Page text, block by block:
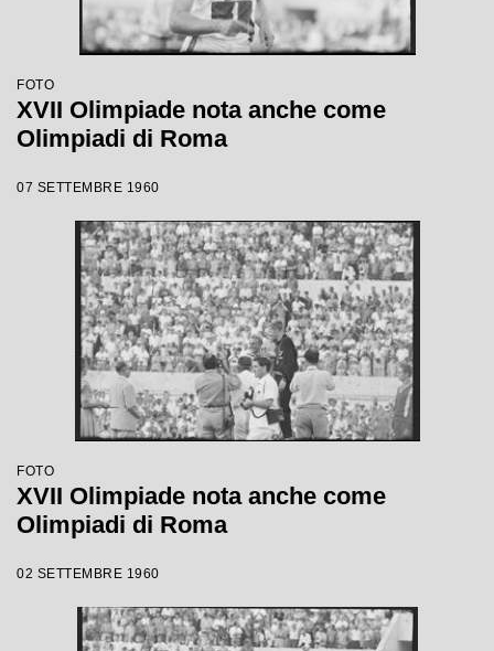
FOTO
XVII Olimpiade nota anche come
Olimpiadi di Roma
07 SETTEMBRE 1960
FOTO
XVII Olimpiade nota anche come
Olimpiadi di Roma
02 SETTEMBRE 1960